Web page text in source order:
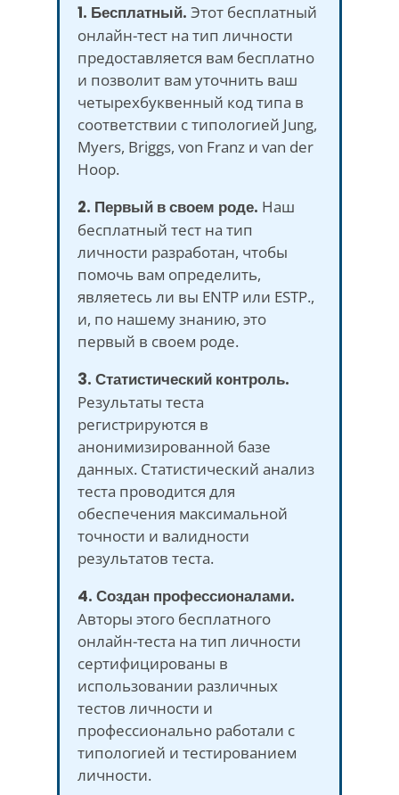
1. Бесплатный. Этот бесплатный
онлайн-тест на тип личности
предоставляется вам бесплатно
и позволит вам уточнить ваш
четырехбуквенный код типа в
соответствии с типологией Jung,
Myers, Briggs, von Franz и van der
Hoop.
2. Первый в своем роде. Наш
бесплатный тест на тип
личности разработан, чтобы
помочь вам определить,
являетесь ли вы ENTP или ESTP.,
и, по нашему знанию, это
первый в своем роде.
3. Статистический контроль.
Результаты теста
регистрируются в
анонимизированной базе
данных. Статистический анализ
теста проводится для
обеспечения максимальной
точности и валидности
результатов теста.
4. Создан профессионалами.
Авторы этого бесплатного
онлайн-теста на тип личности
сертифицированы в
использовании различных
тестов личности и
профессионально работали с
типологией и тестированием
личности.